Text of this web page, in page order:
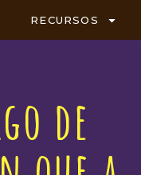
RECURSOS
de